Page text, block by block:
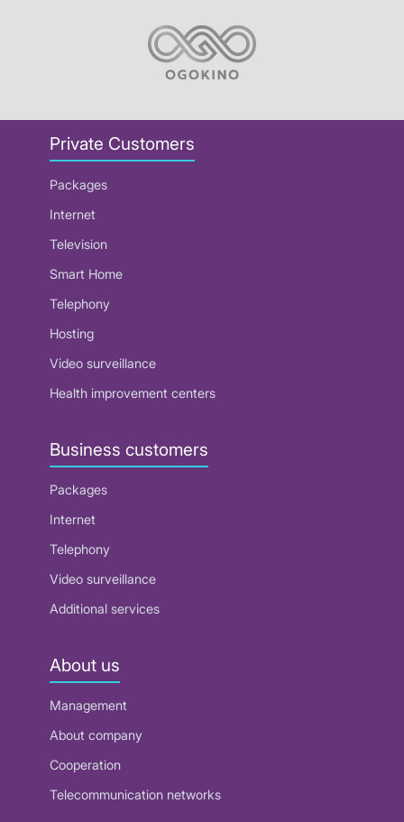
Private Customers
Packages
Internet
Television
Smart Home
Telephony
Hosting
Video surveillance
Health improvement centers
Business customers
Packages
Internet
Telephony
Video surveillance
Additional services
About us
Management
About company
Cooperation
Telecommunication networks